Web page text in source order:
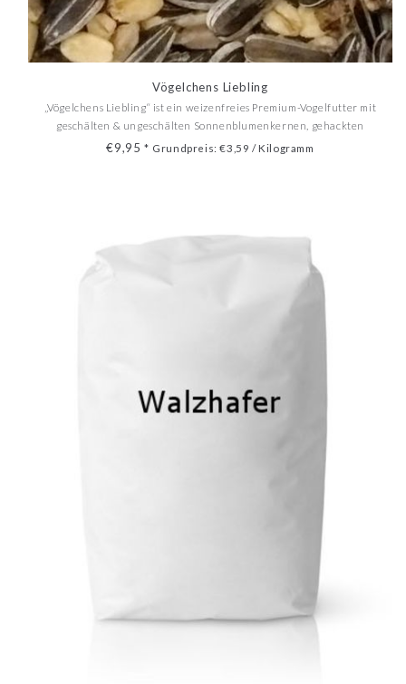
Vögelchens Liebling
„Vögelchens Liebling“ ist ein weizenfreies Premium-Vogelfutter mit
geschälten & ungeschälten Sonnenblumenkernen, gehackten
Erdnüssen, Haferflocken und Mehlwürmern. Eine energiereiche
€9,95 * Grundpreis: €3,59 / Kilogramm